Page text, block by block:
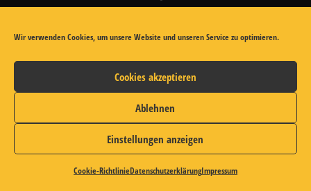
Wir verwenden Cookies, um unsere Website und unseren Service zu optimieren.
Cookies akzeptieren
Ablehnen
Einstellungen anzeigen
Cookie-RichtlinieDatenschutzerklärungImpressum